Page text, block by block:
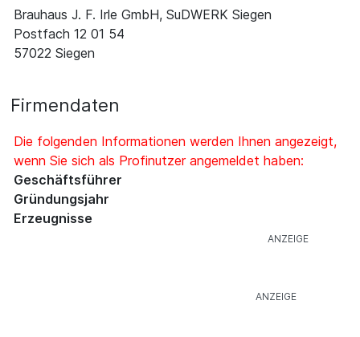
Brauhaus J. F. Irle GmbH, SuDWERK Siegen
Postfach 12 01 54
57022 Siegen
Firmendaten
Die folgenden Informationen werden Ihnen angezeigt,
wenn Sie sich als Profinutzer angemeldet haben:
Geschäftsführer
Gründungsjahr
Erzeugnisse